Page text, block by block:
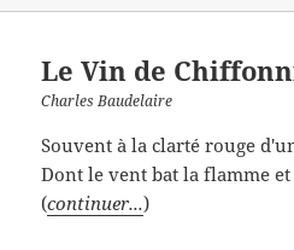
Le Vin de
Charles Baudelaire
Souvent à la clarté rouge
Dont le vent bat la flamme
(continuer...)